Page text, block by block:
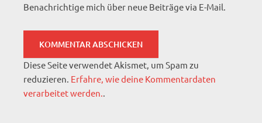
Benachrichtige mich über neue Beiträge via E-Mail.
Diese Seite verwendet Akismet, um Spam zu
reduzieren. Erfahre, wie deine Kommentardaten
verarbeitet werden..